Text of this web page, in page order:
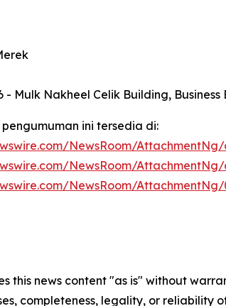
- Mulk Nakheel Celik Building, Business
ini tersedia di:
NewsRoom/
NewsRoom/
NewsRoom/
this news content "as is" without
completeness, legality, or